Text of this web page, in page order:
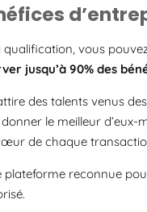
vous
jusqu’à 90% des
des talents venus
le meilleur
de chaque
reconnue